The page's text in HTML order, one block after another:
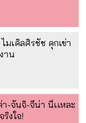
มเคิลศิรชัช คุกเข่า
าน
า-จันจิ-จีน่า นี่เเหละ
ริงใจ!